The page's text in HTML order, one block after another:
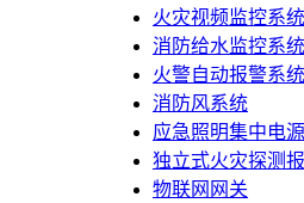
火灾视频监控系统
消防给水监控系统
火警自动报警系统
消防风系统
应急照明集中电源
独立式火灾探测
物联网网关